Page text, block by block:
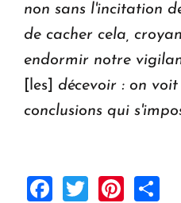
non sans l'incitation
de cacher cela,
endormir notre
[les] décevoir : on
conclusions qui
Facebook
Twitter